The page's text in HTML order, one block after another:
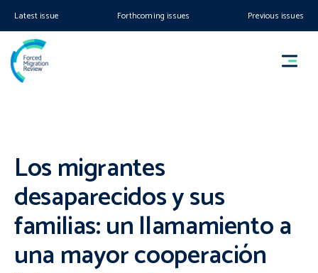
Latest issue Forthcoming issues Previous issues
Los migrantes
desaparecidos y sus
familias: un llamamiento a
una mayor cooperación